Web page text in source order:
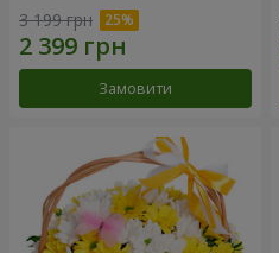
3 199 грн
Замовити